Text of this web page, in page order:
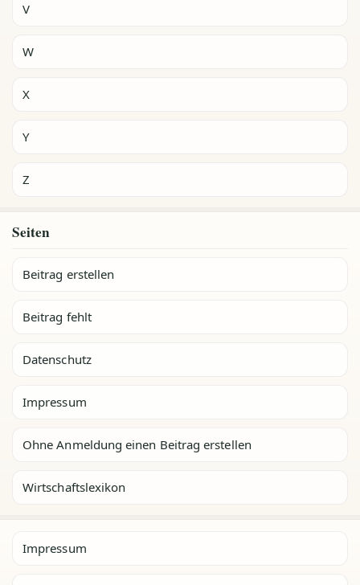
V
W
X
Y
Z
Seiten
Beitrag erstellen
Beitrag fehlt
Datenschutz
Impressum
Ohne Anmeldung einen Beitrag erstellen
Wirtschaftslexikon
Impressum